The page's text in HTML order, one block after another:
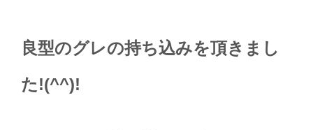
良型のグレの持ち込みを頂きまし
た!(^^)!